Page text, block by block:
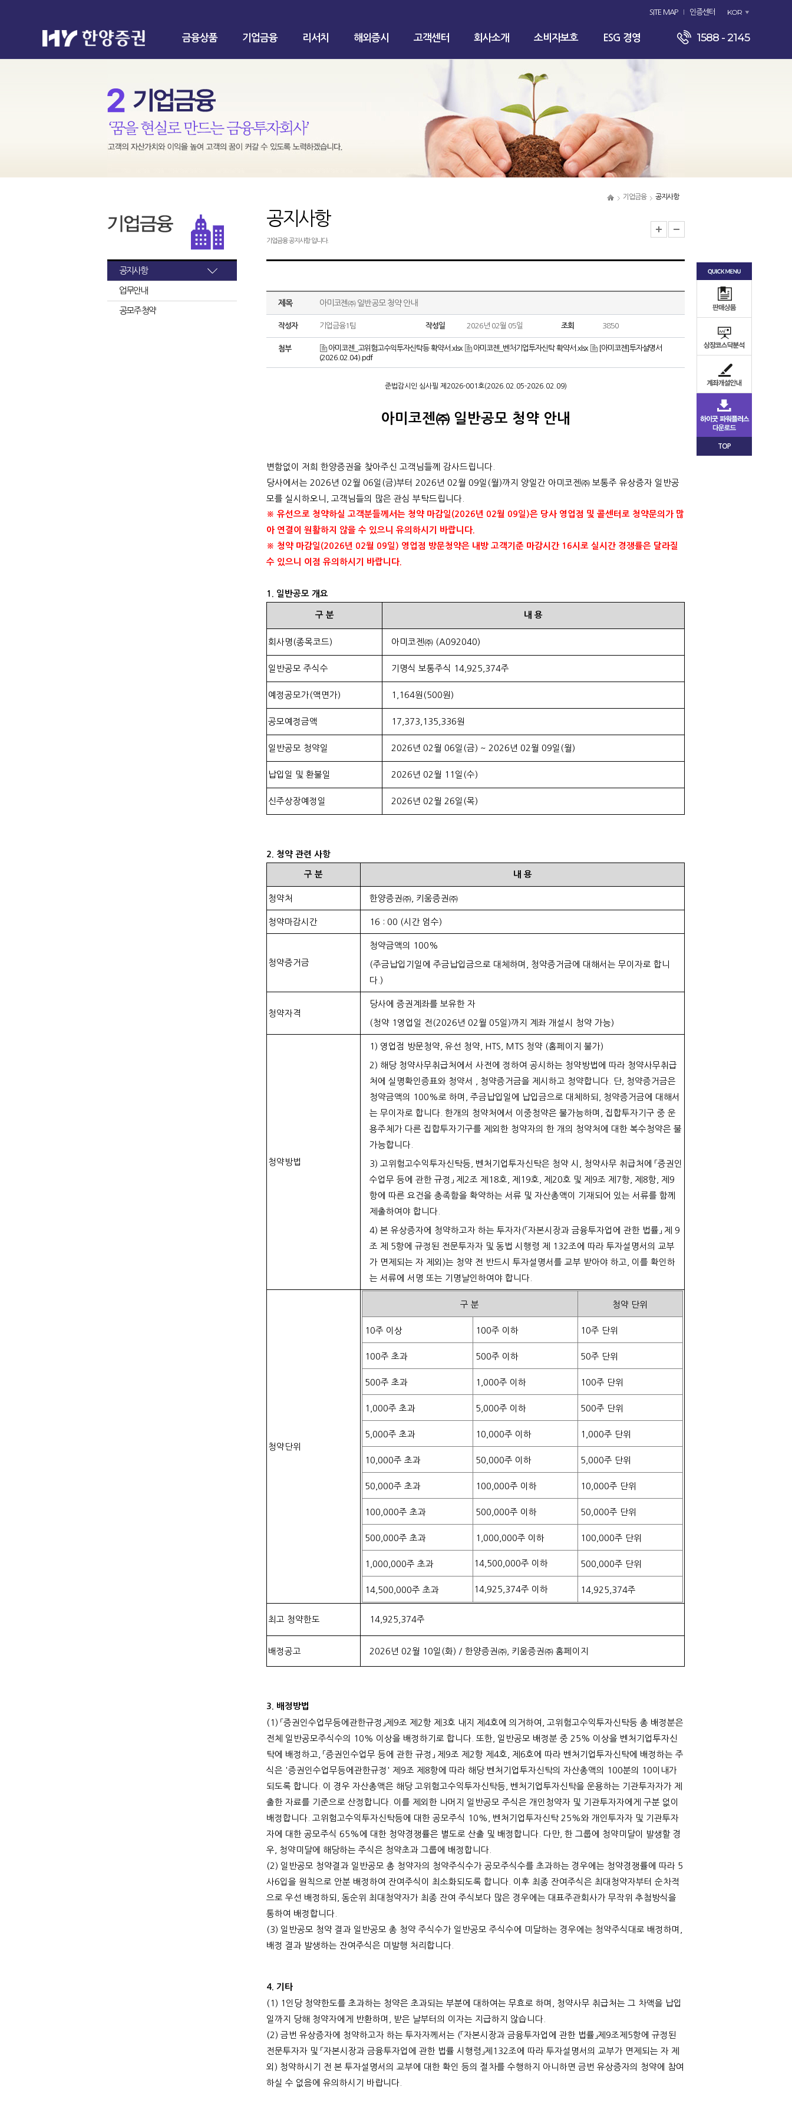
SITE MAP 인증센터 KOR
금융상품 기업금융 리서치 해외증시 고객센터 회사소개 소비자보호 ESG 경영 1588 - 2145
기업금융 공지사항
공지사항
업무안내
공모주 청약
공지사항
기업금융 공지사항 입니다.
제목 아미코젠㈜ 일반공모 청약 안내
작성자 기업금융1팀 작성일 2026년 02월 05일 조회 3850
첨부 아미코젠_고위험고수익투자신탁등 확약서.xlsx 아미코젠_벤처기업투자신탁 확약서.xlsx
[아미코젠]투자설명서
(2026.02.04).pdf
준법감시인 심사필 제 2026-001 호(2026.02.05-2026.02.09)
아미코젠㈜ 일반공모 청약 안내
변함없이 저희 한양증권을 찾아주신 고객님들께 감사드립니다
당사에서는 2026 년 02 월 06일 (금)부터 2026 년 02 월 09일 (월 )까지 양일간 아미코젠㈜ 보통주 유상증자 일반공
모를 실시하오니
고객님들의 많은 관심 부탁드립니다
※ 유선으로 청약하실 고객분들께서는 청약 마감일 (2026년 02월 09일 )은 당사 영업점 및 콜센터로 청약문의가 많
아 연결이 원활하지 않을 수 있으니 유의하시기 바랍니다
※ 청약 마감일 (2026년 02월 09일 ) 영업점 방문청약은 내방 고객기준 마감시간 16시로 실시간 경쟁률은 달라질
수 있으니 이점 유의하시기 바랍니다
1. 일반공모 개요
구 분 내 용
회사명 (종목코드) 아미코젠㈜ (A092040)
일반공모 주식수 기명식 보통주식 14,925,374주
예정공모가(액면가) 1,164원 (500원 )
공모예정금액 17,373,135,336원
일반공모 청약일 2026 년 02 월 06일 (금) ~ 2026 년 02 월 09일 (월 )
납입일 및 환불일 2026 년 02 월 11 일 (수)
신주상장예정일 2026 년 02 월 26일 (목)
2. 청약 관련 사항
구 분 내 용
청약처 한양증권㈜ 키움증권㈜
청약마감시간 16 : 00 (시간 엄수)
청약증거금
청약금액의 100%
(주금납입기일에 주금납입금으로 대체하며
청약증거금에 대해서는 무이자로 합니
다 .)
청약자격
당사에 증권계좌를 보유한 자
(청약 1 영업일 전 (2026 년02 월05일 )까지 계좌 개설시 청약 가능)
청약방법
1) 영업점 방문청약 ,유선 청약 , HTS, MTS 청약 (홈페이지 불가)
2) 해당 청약사무취급처에서 사전에 정하여 공시하는 청약방법에 따라 청약사무취급
처에 실명확인증표와 청약서
청약증거금을 제시하고 청약합니다 단, 청약증거금은
청약금액의
100%로 하며 ,주금납입일에 납입금으로 대체하되
청약증거금에 대해서
는 무이자로 합니다 .한개의 청약처에서 이중청약은 불가능하며 ,집합투자기구 중 운
용주체가 다른 집합투자기구를 제외한 청약자의 한 개의 청약처에 대한 복수청약은 불
가능합니다
3)고위험고수익투자신탁등 벤처기업투자신탁은 청약 시
청약사무 취급처에 「증권인
수업무 등에 관한 규정」 제 2조 제 18호 제 19호 제 20호 및 제 9조 제 7항 제 8항 제 9
항에 따른 요건을 충족함을 확약하는 서류 및 자산총액이 기재되어 있는 서류를 함께
제출하여야 합니다
4)본 유상증자에 청약하고자 하는 투자자(「자본시장과 금융투자업에 관한 법률」 제
9
조 제
5항에 규정된 전문투자자 및 동법 시행령 제 132조에 따라 투자설명서의 교부
가 면제되는 자 제외 )는 청약 전 반드시 투자설명서를 교부 받아야 하고
이를 확인하
는 서류에 서명 또는 기명날인하여야 합니다
청약단위
구 분 청약 단위
10주 이상 100주 이하 10주 단위
100주 초과 500주 이하 50주 단위
500주 초과 1,000주 이하 100주 단위
1,000주 초과 5,000주 이하 500주 단위
5,000주 초과 10,000주 이하 1,000주 단위
10,000주 초과 50,000주 이하 5,000주 단위
50,000주 초과 100,000주 이하 10,000주 단위
100,000주 초과 500,000주 이하 50,000주 단위
500,000주 초과 1,000,000주 이하 100,000주 단위
1,000,000주 초과 14,500,000주 이하 500,000주 단위
14,500,000주 초과 14,925,374주 이하 14,925,374주
최고 청약한도 14,925,374주
배정공고 2026 년 02 월 10일 (화) /한양증권㈜ 키움증권㈜ 홈페이지
3. 배정방법
(1) 「증권인수업무등에관한규정」제 9조 제 2항 제 3호 내지 제 4호에 의거하여
고위험고수익투자신탁등 총 배정분은
전체 일반공모주식수의
10% 이상을 배정하기로 합니다 또한 일반공모 배정분 중 25% 이상을 벤처기업투자신
탁에 배정하고 「증권인수업무 등에 관한 규정」 제 9조 제 2항 제 4호 제 6호에 따라 벤처기업투자신탁에 배정하는 주
식은 '증권인수업무등에관한규정 ' 제 9조 제 8항에 따라 해당 벤처기업투자신탁의 자산총액의 100분의 10이내가
되도록 합니다 이 경우 자산총액은 해당 고위험고수익투자신탁등
벤처기업투자신탁을 운용하는 기관투자자가 제
출한 자료를 기준으로 산정합니다 이를 제외한 나머지 일반공모 주식은 개인청약자 및 기관투자자에게 구분 없이
배정합니다 고위험고수익투자신탁등에 대한 공모주식 10%, 벤처기업투자신탁25%와 개인투자자 및 기관투자
자에 대한 공모주식 65% 에 대한 청약경쟁률은 별도로 산출 및 배정합니다 다만, 한 그룹에 청약미달이 발생할 경
우
청약미달에 해당하는 주식은 청약초과 그룹에 배정합니다
(2) 일반공모 청약결과 일반공모 총 청약자의 청약주식수가 공모주식수를 초과하는 경우에는 청약경쟁률에 따라 5
사6입을 원칙으로 안분 배정하여 잔여주식이 최소화되도록 합니다 이후 최종 잔여주식은 최대청약자부터 순차적
으로 우선 배정하되
동순위 최대청약자가 최종 잔여 주식보다 많은 경우에는 대표주관회사가 무작위 추첨방식을
통하여 배정합니다
(3) 일반공모 청약 결과 일반공모 총 청약 주식수가 일반공모 주식수에 미달하는 경우에는 청약주식대로 배정하며
배정 결과 발생하는 잔여주식은 미발행 처리합니다
4. 기타
(1) 1 인당 청약한도를 초과하는 청약은 초과되는 부분에 대하여는 무효로 하며
청약사무 취급처는 그 차액을 납입
일까지 당해 청약자에게 반환하며
받은 날부터의 이자는 지급하지 않습니다
(2) 금번 유상증자에 청약하고자 하는 투자자께서는 (「자본시장과 금융투자업에 관한 법률」제 9조제 5항에 규정된
전문투자자 및 「자본시장과 금융투자업에 관한 법률 시행령」제 132조에 따라 투자설명서의 교부가 면제되는 자 제
외 ) 청약하시기 전 본 투자설명서의 교부에 대한 확인 등의 절차를 수행하지 아니하면 금번 유상증자의 청약에 참여
하실 수 없음에 유의하시기 바랍니다
TOP